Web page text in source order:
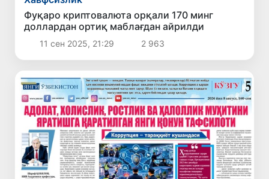
Фуқаро криптовалюта орқали 170 минг
доллардан ортиқ маблағдан айрилди
11 сен 2025, 21:29 2 963